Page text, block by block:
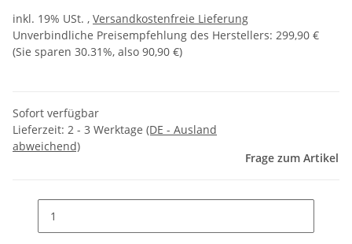
inkl. 19% USt. , Versandkostenfreie Lieferung
Unverbindliche Preisempfehlung des Herstellers: 299,90 €
(Sie sparen 30.31%, also 90,90 €)
Sofort verfügbar
Lieferzeit: 2 - 3 Werktage (DE - Ausland
abweichend)
Frage zum Artikel